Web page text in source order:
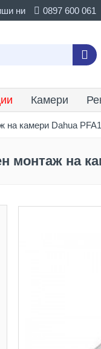
ни 0897 600 061
Камери
на камери Dahua
монтаж на